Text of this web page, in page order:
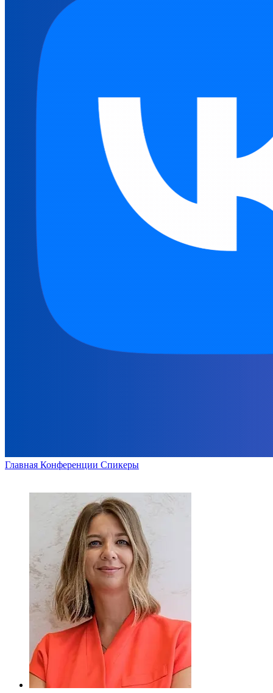
Главная Конференции Спикеры